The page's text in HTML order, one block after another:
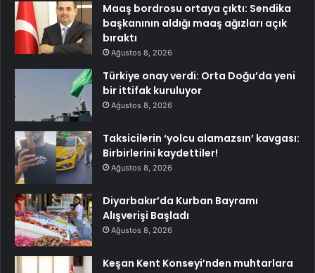
Maaş bordrosu ortaya çıktı: Sendika
başkanının aldığı maaş ağızları açık
bıraktı
Ağustos 8, 2026
Türkiye onay verdi: Orta Doğu’da yeni
bir ittifak kuruluyor
Ağustos 8, 2026
Taksicilerin ‘yolcu alamazsın’ kavgası:
Birbirlerini kaydettiler!
Ağustos 8, 2026
Diyarbakır’da Kurban Bayramı
Alışverişi Başladı
Ağustos 8, 2026
Keşan Kent Konseyi’nden muhtarlara